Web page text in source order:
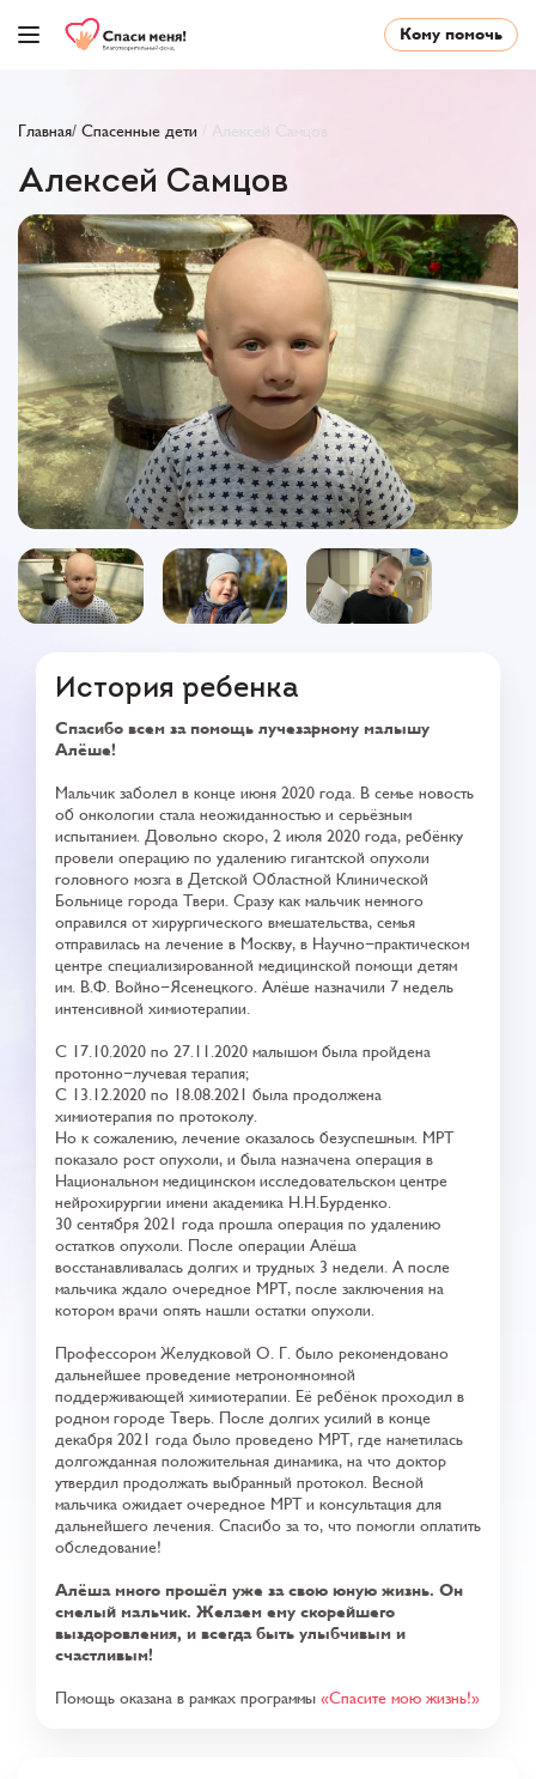
Кому помочь
Главная/ Cпасенные дети Алексей Самцов
Алексей Самцов
История ребенка
Спасибо всем за помощь лучезарному малышу
Алёше!
Мальчик заболел в конце июня 2020 года. В семье новость
об онкологии стала неожиданностью и серьёзным
испытанием. Довольно скоро, 2 июля 2020 года, ребёнку
провели операцию по удалению гигантской опухоли
головного мозга в Детской Областной Клинической
Больнице города Твери. Сразу как мальчик немного
оправился от хирургического вмешательства, семья
отправилась на лечение в Москву, в Научно-практическом
центре специализированной медицинской помощи детям
им. В.Ф. Войно-Ясенецкого. Алёше назначили 7 недель
интенсивной химиотерапии.
С 17.10.2020 по 27.11.2020 малышом была пройдена
протонно-лучевая терапия;
С 13.12.2020 по 18.08.2021 была продолжена
химиотерапия по протоколу.
Но к сожалению, лечение оказалось безуспешным. МРТ
показало рост опухоли, и была назначена операция в
Национальном медицинском исследовательском центре
нейрохирургии имени академика Н.Н.Бурденко.
30 сентября 2021 года прошла операция по удалению
остатков опухоли. После операции Алёша
восстанавливалась долгих и трудных 3 недели. А после
мальчика ждало очередное МРТ, после заключения на
котором врачи опять нашли остатки опухоли.
Профессором Желудковой О. Г. было рекомендовано
дальнейшее проведение метрономномной
поддерживающей химиотерапии. Её ребёнок проходил в
родном городе Тверь. После долгих усилий в конце
декабря 2021 года было проведено МРТ, где наметилась
долгожданная положительная динамика, на что доктор
утвердил продолжать выбранный протокол. Весной
мальчика ожидает очередное МРТ и консультация для
дальнейшего лечения. Спасибо за то, что помогли оплатить
обследование!
Алёша много прошёл уже за свою юную жизнь. Он
смелый мальчик. Желаем ему скорейшего
выздоровления, и всегда быть улыбчивым и
счастливым!
Помощь оказана в рамках программы «Спасите мою жизнь!»